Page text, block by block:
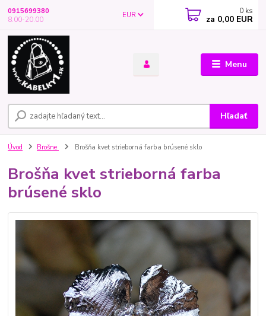
Menu
EUR
Hľadať
0915699380
8.00-20.00
0 ks
za 0,00 EUR
Úvod Brošne Brošňa kvet strieborná farba brúsené sklo
Brošňa kvet strieborná farba
brúsené sklo